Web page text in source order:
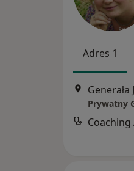
Adres 1
Prywatny
Coaching